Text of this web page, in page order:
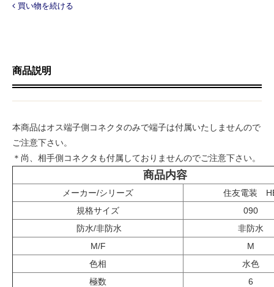
買い物を続ける
商品説明
本商品はオス端子側コネクタのみで端子は付属いたしませんので
ご注意下さい。
＊尚、相手側コネクタも付属しておりませんのでご注意下さい。
商品内容
メーカー/シリーズ
住友電装
規格サイズ
090
防水/非防水
非防水
M/F
M
色相
水色
極数
6